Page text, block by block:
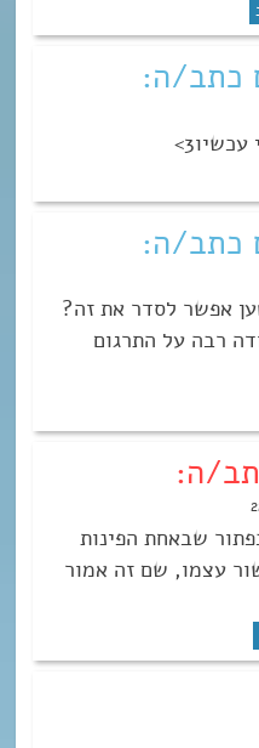
כתב/ה:
כתב/ה:
אפשר לסדר את זה?
ותודה רבה על התרגום
שבאחת הפינות
עצמו, שם זה אמור